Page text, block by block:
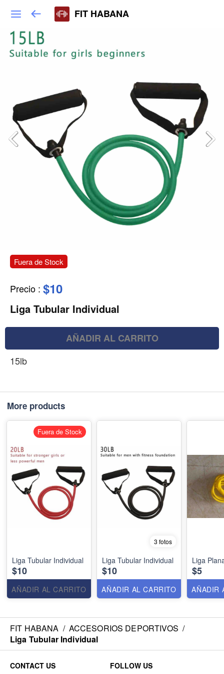
FIT HABANA
Fuera de Stock
Precio : $10
Liga Tubular Individual
AÑADIR AL CARRITO
15lb
More products
Liga Tubular Individual
$10
AÑADIR AL CARRITO
Fuera de Stock
3 fotos
Liga Tubular Individual
$10
AÑADIR AL CARRITO
Liga
$5
AÑADIR
FIT HABANA / ACCESORIOS DEPORTIVOS /
Liga Tubular Individual
CONTACT US FOLLOW US